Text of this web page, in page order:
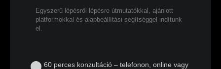
Egyszerű lépésről lépésre útmutatókkal, ajánlott
platformokkal és alapbeállítási segítséggel indítunk
el.
60 perces konzultáció – telefonon, online vagy